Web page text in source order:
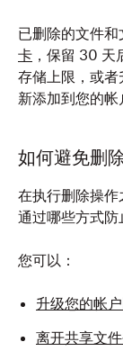
已删除的文件
卡 ，保留 30
存储上限，或
新添加到您的帐
如何避免删
在执行删除操
通过哪些方式防
您可以：
升级您的帐
离开共享文